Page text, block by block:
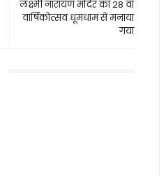
लक्ष्मी नारायण मंदिर का 28 वाँ
वार्षिकोत्सव धूमधाम सें मनाया
गया